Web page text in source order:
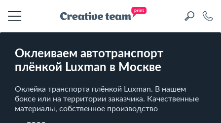
Оклеиваем автотранспорт
плёнкой Luxman в Москве
Оклейка транспорта плёнкой Luxman. В нашем
боксе или на территории заказчика. Качественные
материалы, собственное производство